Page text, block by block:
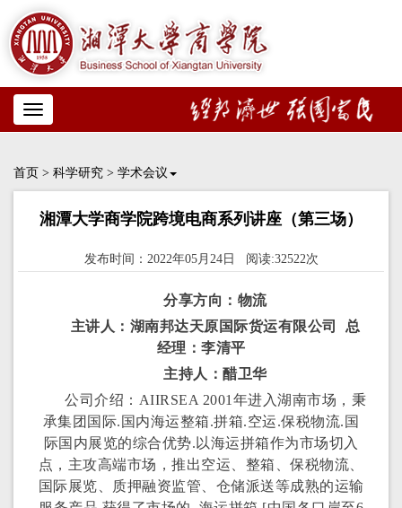
Toggle
navigation
首页 > 科学研究 > 学术会议
湘潭大学商学院跨境电商系列讲座（第三场）
发布时间：2022年05月24日 阅读:32522次
分享方向：物流
主讲人：湖南邦达天原国际货运有限公司 总
经理：李清平
主持人：醋卫华
公司介绍：AIIRSEA 2001年进入湖南市场，秉
承集团国际.国内海运整箱.拼箱.空运.保税物流.国
际国内展览的综合优势.以海运拼箱作为市场切入
点，主攻高端市场，推出空运、整箱、保税物流、
国际展览、质押融资监管、仓储派送等成熟的运输